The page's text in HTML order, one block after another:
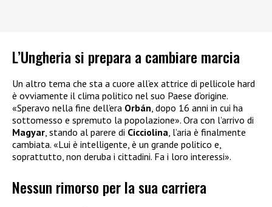
L’Ungheria si prepara a cambiare marcia
Un altro tema che sta a cuore all’ex attrice di pellicole hard
è ovviamente il clima politico nel suo Paese d’origine.
«Speravo nella fine dell’era Orbán, dopo 16 anni in cui ha
sottomesso e spremuto la popolazione». Ora con l’arrivo di
Magyar, stando al parere di Cicciolina, l’aria è finalmente
cambiata. «Lui è intelligente, è un grande politico e,
soprattutto, non deruba i cittadini. Fa i loro interessi».
Nessun rimorso per la sua carriera